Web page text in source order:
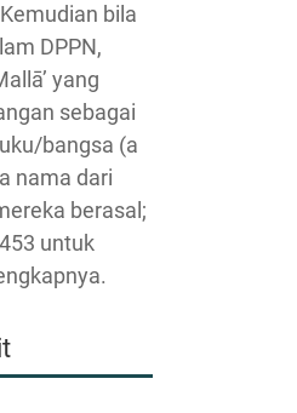
bila
DPPN,
yang
sebagai
bangsa (a
nama dari
berasal;
untuk